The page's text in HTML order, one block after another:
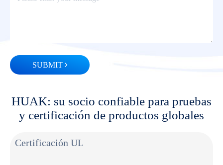
SUBMIT
HUAK: su socio confiable para pruebas
y certificación de productos globales
Certificación UL